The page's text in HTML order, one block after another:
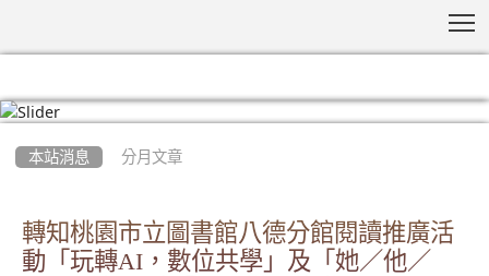
本站消息 分月文章
轉知桃園市立圖書館八德分館閱讀推廣活
動「玩轉AI，數位共學」及「她／他／